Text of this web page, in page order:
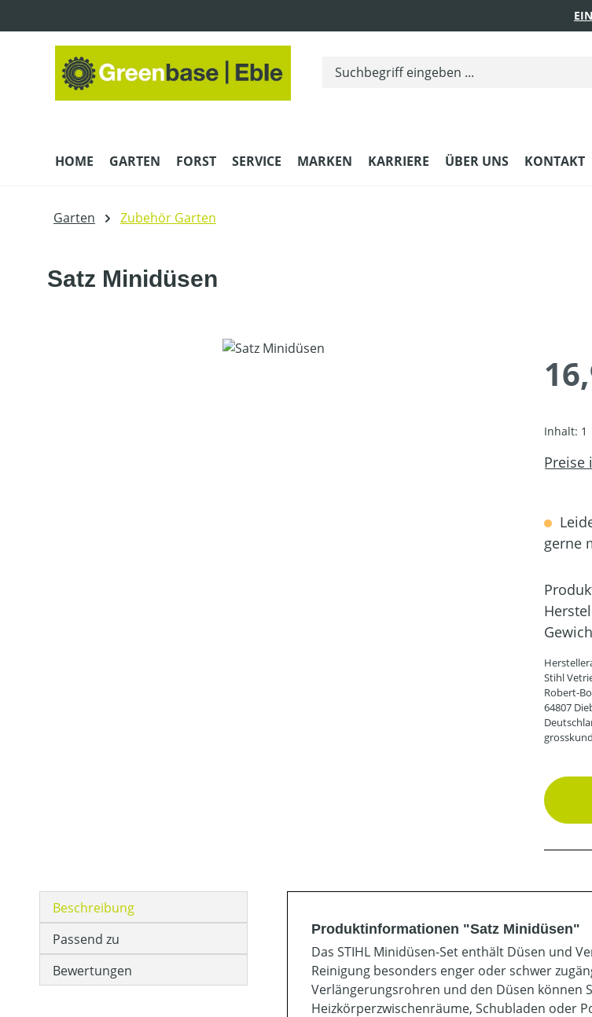
HOME GARTEN FORST SERVICE MARKEN KARRIERE ÜBER UNS KONTAKT
Garten Zubehör Garten
Satz Minidüsen
Inhalt: 1
Preise
gerne
Stihl
Robert-
64807
Beschreibung
Passend zu
Bewertungen
Produktinformationen "Satz Minidüsen"
Das STIHL Minidüsen-Set enthält Düsen und
Reinigung besonders enger oder schwer
Verlängerungsrohren und den Düsen können
Heizkörperzwischenräume, Schubladen oder